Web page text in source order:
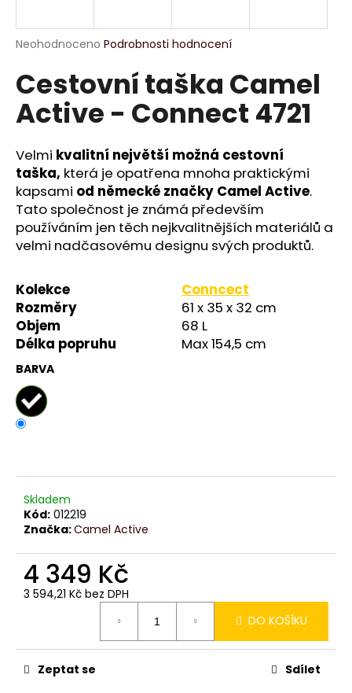
Průměrné
produktu
je
0,0
z
hvězdiček.
Neohodnoceno Podrobnosti hodnocení
Cestovní taška Camel
Active - Connect 4721
Velmi kvalitní největší možná cestovní
taška, která je opatřena mnoha praktickými
kapsami od německé značky Camel Active.
Tato společnost je známá především
používáním jen těch nejkvalitnějších materiálů a
velmi nadčasovému designu svých produktů.
Kolekce
Conncect
Rozměry
61 x 35 x 32 cm
Objem
68 L
Délka popruhu
Max 154,5 cm
BARVA
Skladem
Kód: 012219
Značka:Camel Active
4 349 Kč
3 594,21 Kč bez DPH
DO KOŠÍKU
Zeptat se Sdílet
j
t
?
HLEDAT
D
p
o
r
u
č
u
j
e
m